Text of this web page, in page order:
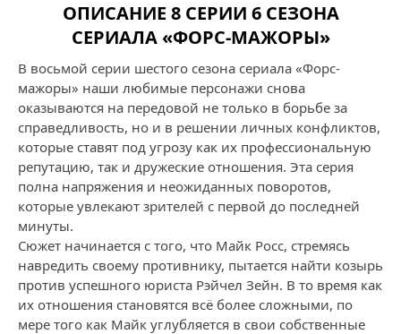
ОПИСАНИЕ 8 СЕРИИ 6 СЕЗОНА
СЕРИАЛА «ФОРС-МАЖОРЫ»
В восьмой серии шестого сезона сериала «Форс-
мажоры» наши любимые персонажи снова
оказываются на передовой не только в борьбе за
справедливость, но и в решении личных конфликтов,
которые ставят под угрозу как их профессиональную
репутацию, так и дружеские отношения. Эта серия
полна напряжения и неожиданных поворотов,
которые увлекают зрителей с первой до последней
минуты.
Сюжет начинается с того, что Майк Росс, стремясь
навредить своему противнику, пытается найти козырь
против успешного юриста Рэйчел Зейн. В то время как
их отношения становятся всё более сложными, по
мере того как Майк углубляется в свои собственные